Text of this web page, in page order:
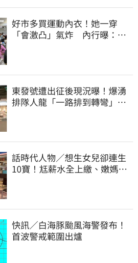
好市多買運動內衣！她一穿
「會激凸」氣炸 內行曝：其
東發號遭出征後現況曝！爆湧
排隊人龍「一路排到轉彎」
話時代人物／想生女兒卻連生
10寶！尪薪水全上繳、嫩媽吐
快訊／白海豚颱風海警發布！
首波警戒範圍出爐